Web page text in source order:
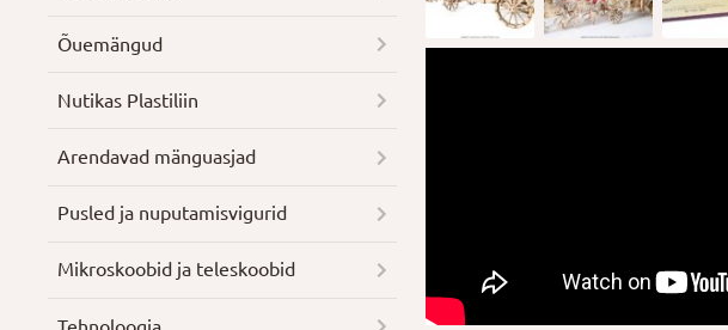
Õuemängud
Nutikas Plastiliin
Arendavad mänguasjad
Pusled ja nuputamisvigurid
Mikroskoobid ja teleskoobid